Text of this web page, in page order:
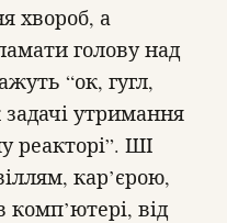
хвороб, а
голову над
“ок, гугл,
задачі утримання
реакторі”. ШІ
кар’єрою,
від